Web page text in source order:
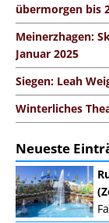
übermorgen bis
Meinerzhagen:
Januar 2025
Siegen: Leah
Winterliches
Neueste